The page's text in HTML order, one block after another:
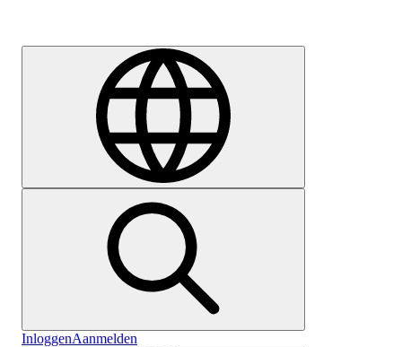
InloggenAanmelden